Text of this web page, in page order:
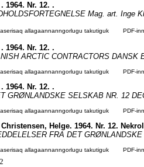
. 1964. Nr. 12. .
Mag. art. Inge
allagaannanngorlugu takutiguk PDF-
. 1964. Nr. 12. .
ARCTIC CONTRACTORS
allagaannanngorlugu takutiguk PDF-
. 1964. Nr. 12. .
GRØNLANDSKE SELSKAB NR. 12
allagaannanngorlugu takutiguk PDF-
Christensen, Helge. 1964. Nr. 12.
FRA DET
allagaannanngorlugu takutiguk PDF-
2